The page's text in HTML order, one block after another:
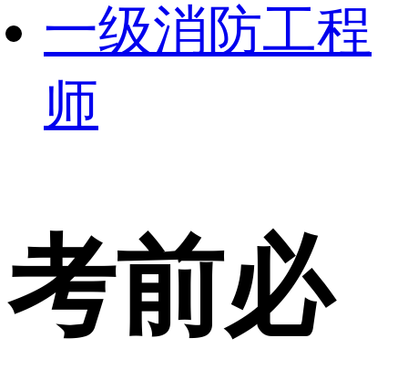
一级消防工程
师
考前必